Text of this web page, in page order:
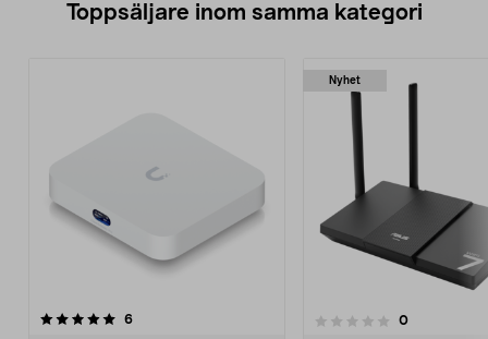
Toppsäljare inom samma kategori
6recensioner
Nyhet
0.0 av 5 stjärnor 0recensioner
4.5 av 5 stjärnor